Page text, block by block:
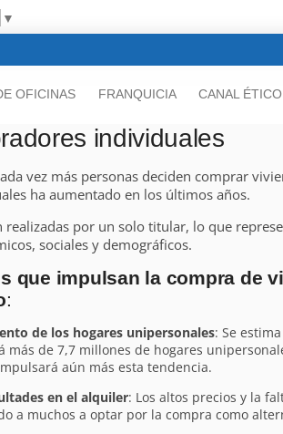
▼
OFICINAS FRANQUICIA CANAL ÉTICO
individuales
vez más personas deciden comprar
ha aumentado en los últimos años.
realizadas por un solo titular, lo que
sociales y demográficos.
que impulsan la compra de
:
de los hogares unipersonales: Se
más de 7,7 millones de hogares
aún más esta tendencia.
en el alquiler: Los altos precios y la
a muchos a optar por la compra como